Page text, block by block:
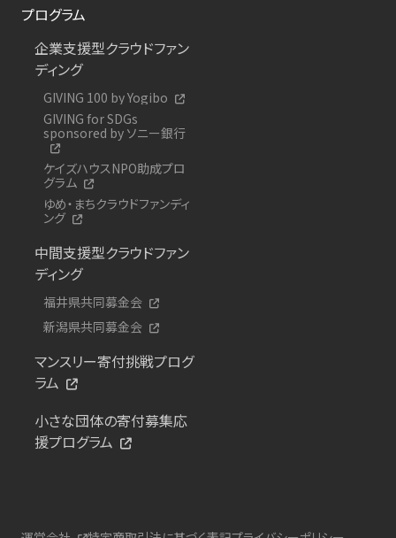
プログラム
企業支援型クラウドファン
ディング
GIVING 100 by Yogibo
GIVING for SDGs
sponsored by ソニー銀行
ケイズハウスNPO助成プロ
グラム
ゆめ・まちクラウドファンディ
ング
中間支援型クラウドファン
ディング
福井県共同募金会
新潟県共同募金会
マンスリー寄付挑戦プログ
ラム
小さな団体の寄付募集応
援プログラム